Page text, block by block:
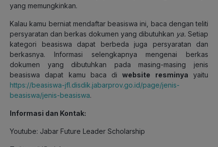
yang memungkinkan.
Kalau kamu berniat mendaftar beasiswa ini, baca dengan teliti
persyaratan dan berkas dokumen yang dibutuhkan ya. Setiap
kategori beasiswa dapat berbeda juga persyaratan dan
berkasnya. Informasi selengkapnya mengenai berkas
dokumen yang dibutuhkan pada masing-masing jenis
beasiswa dapat kamu baca diwebsite resminya yaitu
https://beasiswa-jfl.disdik.jabarprov.go.id/page/jenis-
beasiswa/jenis-beasiswa.
Informasi dan Kontak:
Youtube: Jabar Future Leader Scholarship